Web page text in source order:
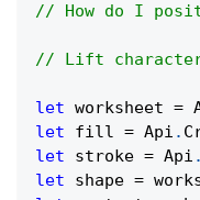
// How do I
// Lift
let worksheet =
let fill = Api .
let stroke = Api .
let shape =